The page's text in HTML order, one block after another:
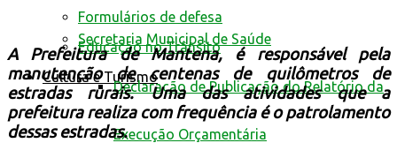
Formulários de defesa
Educação no Trânsito
Cultura e Turismo
Secretaria Municipal de Saúde
Declaração de Publicação do Relatório da
Execução Orçamentária
A Prefeitura de Mantena, é responsável pela
manutenção de centenas de quilômetros de
estradas rurais. Uma das atividades que a
prefeitura realiza com frequência é o patrolamento
dessas estradas.